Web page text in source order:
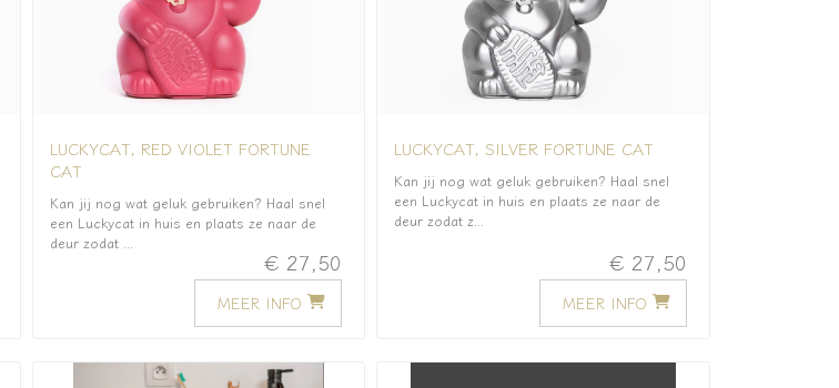
LUCKYCAT, RED VIOLET FORTUNE
CAT
Kan jij nog wat geluk gebruiken? Haal snel
een Luckycat in huis en plaats ze naar de
deur zodat ...
€ 27,50
MEER INFO
LUCKYCAT, SILVER FORTUNE CAT
Kan jij nog wat geluk gebruiken? Haal snel
een Luckycat in huis en plaats ze naar de
deur zodat z...
€ 27,50
MEER INFO